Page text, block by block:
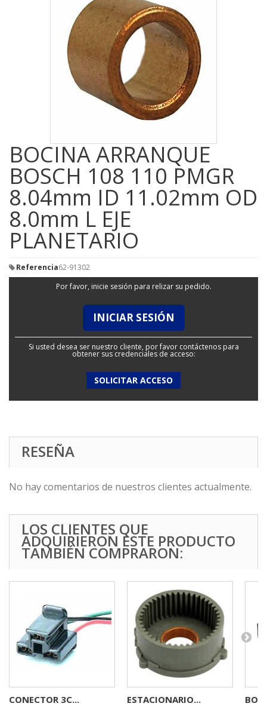
BOCINA ARRANQUE
BOSCH 108 110 PMGR
8.04mm ID 11.02mm OD
8.0mm L EJE
PLANETARIO
Referencia62-91302
Por favor, inicie sesión para relizar su pedido.
INICIAR SESIÓN
Si usted desea ser nuestro cliente, por favor contáctenos para
obtener sus credenciales de acceso:
SOLICITAR ACCESO
RESEÑA
No hay comentarios de nuestros clientes actualmente.
LOS CLIENTES QUE
ADQUIRIERON ESTE PRODUCTO
TAMBIÉN COMPRARON:
CONECTOR 3C... ESTACIONARIO...